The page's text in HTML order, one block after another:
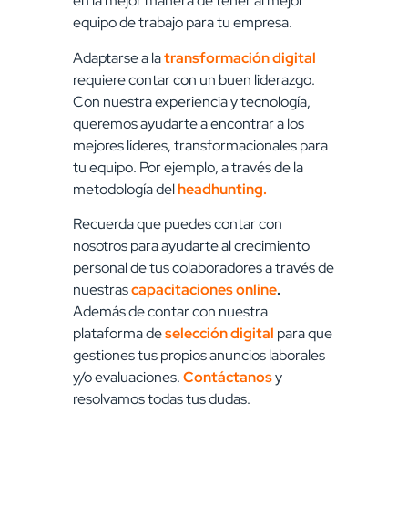
equipo de trabajo para tu empresa.
Adaptarse a latransformación digital
requiere contar con un buen liderazgo.
Con nuestra experiencia y tecnología,
queremos ayudarte a encontrar a los
mejores líderes, transformacionales para
tu equipo. Por ejemplo, a través de la
metodología delheadhunting.
Recuerda que puedes contar con
nosotros para ayudarte al crecimiento
personal de tus colaboradores a través de
nuestrascapacitaciones online.
Además de contar con nuestra
plataforma deselección digital para que
gestiones tus propios anuncios laborales
y/o evaluaciones.Contáctanosy
resolvamos todas tus dudas.